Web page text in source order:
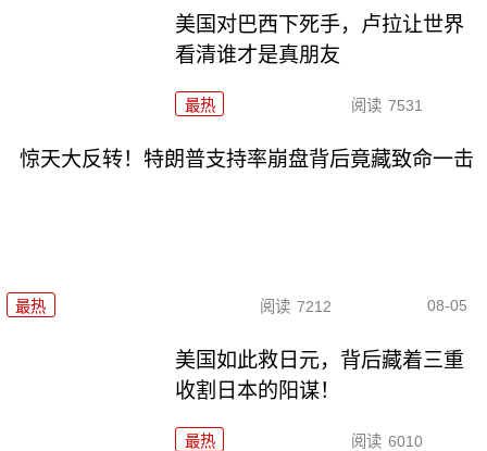
美国对巴西下死手，卢拉让世界
看清谁才是真朋友
最热 阅读 7531
惊天大反转！特朗普支持率崩盘背后竟藏致命一击
最热 阅读 7212 08-05
美国如此救日元，背后藏着三重
收割日本的阳谋！
最热 阅读 6010